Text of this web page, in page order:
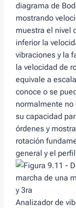
diagrama de
mostrando
muestra el nivel
inferior la
vibraciones y la
la velocidad de
equivale a
conoce o se
normalmente
su capacidad
órdenes y
rotación
general y el
Analizador de